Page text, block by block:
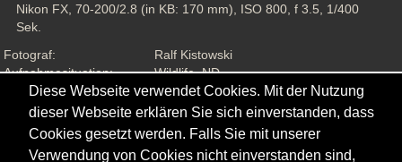
Nikon FX, 70-200/2.8 (in KB: 170 mm), ISO 800, f 3.5, 1/400
Sek.
Fotograf:
Ralf Kistowski
Aufnahmesituation:
Wildlife, ND
Ansichten:
1842
Diese Webseite verwendet Cookies. Mit der Nutzung
dieser Webseite erklären Sie sich einverstanden, dass
Cookies gesetzt werden. Falls Sie mit unserer
Verwendung von Cookies nicht einverstanden sind,